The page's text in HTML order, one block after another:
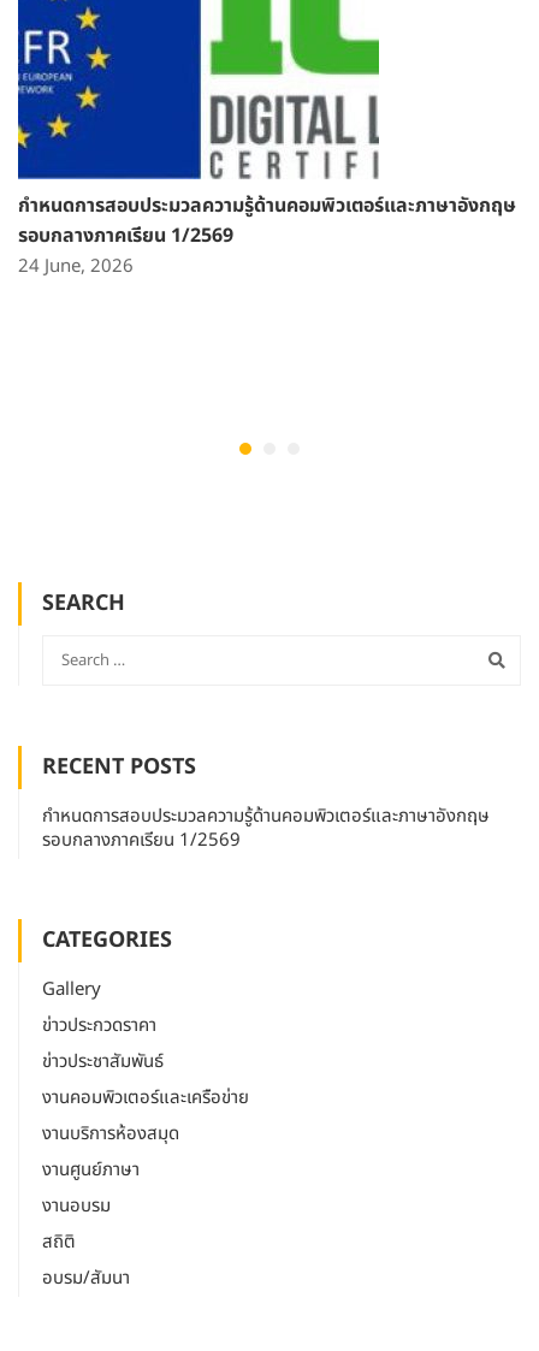
กำหนดการสอบประมวลความรู้ด้านคอมพิวเตอร์และภาษาอังกฤษ
รอบกลางภาคเรียน 1/2569
24 June, 2026
SEARCH
RECENT POSTS
กำหนดการสอบประมวลความรู้ด้านคอมพิวเตอร์และภาษาอังกฤษ
รอบกลางภาคเรียน 1/2569
CATEGORIES
Gallery
ข่าวประกวดราคา
ข่าวประชาสัมพันธ์
งานคอมพิวเตอร์และเครือข่าย
งานบริการห้องสมุด
งานศูนย์ภาษา
งานอบรม
สถิติ
อบรม/สัมนา